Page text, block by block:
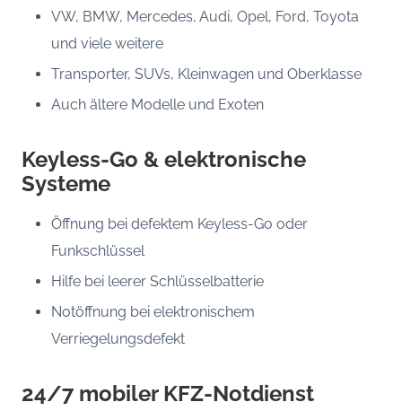
VW, BMW, Mercedes, Audi, Opel, Ford, Toyota
und viele weitere
Transporter, SUVs, Kleinwagen und Oberklasse
Auch ältere Modelle und Exoten
Keyless-Go & elektronische
Systeme
Öffnung bei defektem Keyless-Go oder
Funkschlüssel
Hilfe bei leerer Schlüsselbatterie
Notöffnung bei elektronischem
Verriegelungsdefekt
24/7 mobiler KFZ-Notdienst